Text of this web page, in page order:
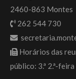
2460-863 Montes
262 544 730
Horários das
público: 3.ª 2.ª-